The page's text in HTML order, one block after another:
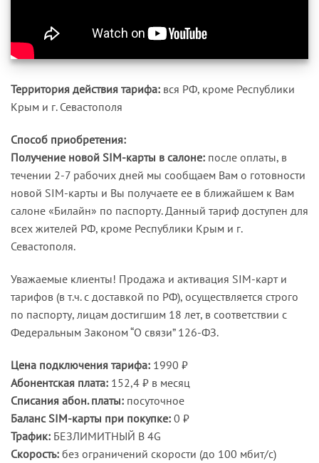
Территория действия тарифа: вся РФ, кроме Республики
Крым и г. Севастополя
Способ приобретения:
Получение новой SIM-карты в салоне: после оплаты, в
течении 2-7 рабочих дней мы сообщаем Вам о готовности
новой SIM-карты и Вы получаете ее в ближайшем к Вам
салоне «Билайн» по паспорту. Данный тариф доступен для
всех жителей РФ, кроме Республики Крым и г.
Севастополя.
Уважаемые клиенты! Продажа и активация SIM-карт и
тарифов (в т.ч. с доставкой по РФ), осуществляется строго
по паспорту, лицам достигшим 18 лет, в соответствии с
Федеральным Законом “О связи” 126-ФЗ.
Цена подключения тарифа: 1990 ₽
Абонентская плата: 152,4 ₽ в месяц
Списания абон. платы: посуточное
Баланс SIM-карты при покупке: 0 ₽
Трафик: БЕЗЛИМИТНЫЙ В 4G
Скорость: без ограничений скорости (до 100 мбит/с)